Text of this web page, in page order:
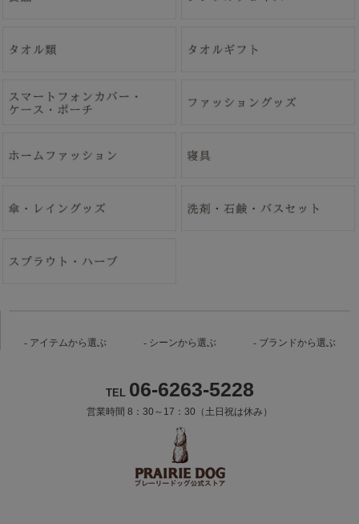
アイテムから選ぶ シーンから選ぶ ブランドから選ぶ
TEL 06-6263-5228
営業時間 8：30～17：30（土日祝は休み）